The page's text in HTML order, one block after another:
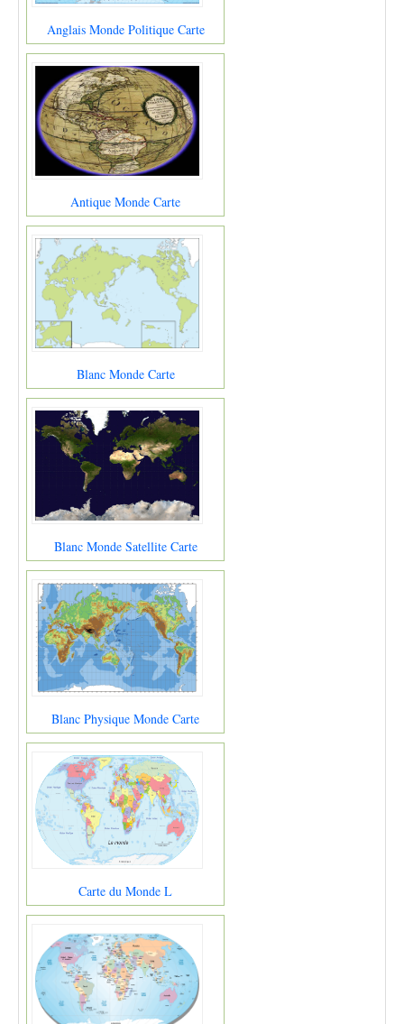
Anglais Monde Politique Carte
Antique Monde Carte
Blanc Monde Carte
Blanc Monde Satellite Carte
Blanc Physique Monde Carte
Carte du Monde L